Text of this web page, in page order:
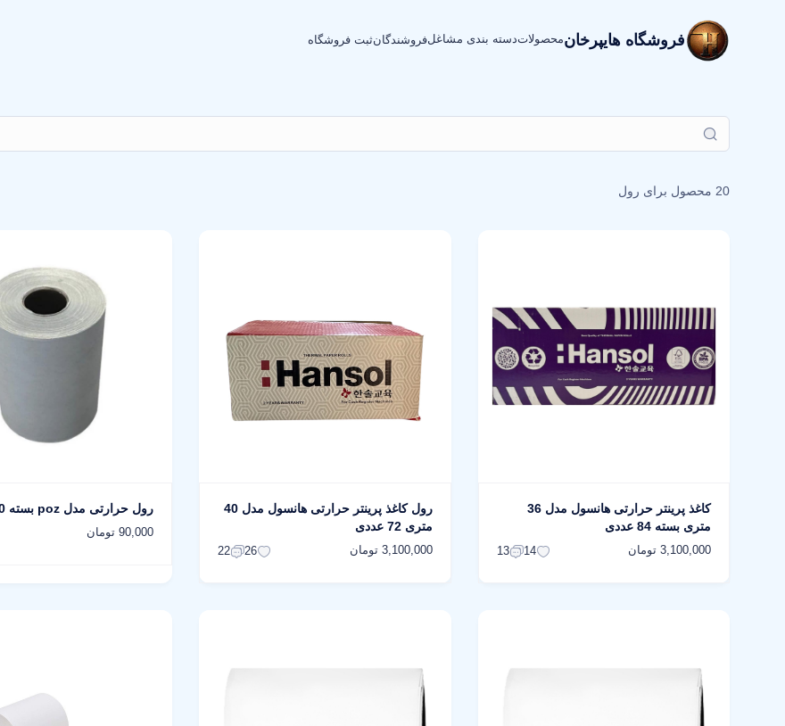
فروشگاه هایپرخانمحصولاتدسته بندی مشاغلفروشندگانثبت فروشگاه
20 محصول برای رول
کاغذ پرینتر حرارتی هانسول مدل 36
متری بسته 84 عددی
3,100,000 تومان 14
13
رول کاغذ پرینتر حرارتی هانسول مدل 40
متری 72 عددی
3,100,000 تومان 26
22
رول حرارتی مدل poz بسته 10عددی
90,000 تومان